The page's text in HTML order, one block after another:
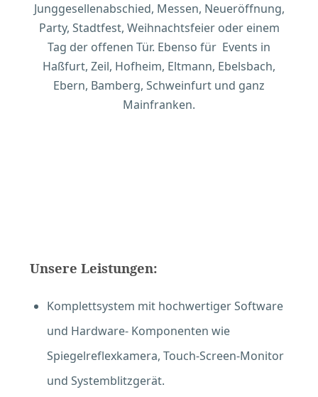
Junggesellenabschied, Messen, Neueröffnung,
Party, Stadtfest, Weihnachtsfeier oder einem
Tag der offenen Tür. Ebenso für Events in
Haßfurt, Zeil, Hofheim, Eltmann, Ebelsbach,
Ebern, Bamberg, Schweinfurt und ganz
Mainfranken.
Unsere Leistungen:
Komplettsystem mit hochwertiger Software
und Hardware- Komponenten wie
Spiegelreflexkamera, Touch-Screen-Monitor
und Systemblitzgerät.